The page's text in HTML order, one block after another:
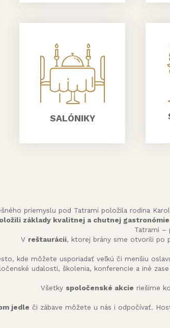
SALÓNIKY
priemyslu pod Tatrami položila rodina
základy kvalitnej a chutnej gastronómie
Tatrami –
V reštaurácii, ktorej brány sme otvorili po
kde môžete usporiadať veľkú či menšiu
udalosti, školenia, konferencie a iné
Všetky spoločenské akcie riešime
jedle či zábave môžete u nás i odpočívať.